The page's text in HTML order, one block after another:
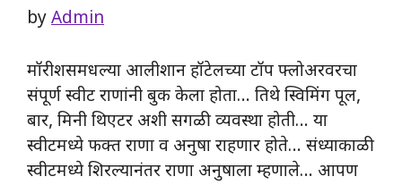
by Admin
मॉरीशसमधल्या आलीशान हॉटेलच्या टॉप फ्लोअरवरचा
संपूर्ण स्वीट राणांनी बुक केला होता… तिथे स्विमिंग पूल,
बार, मिनी थिएटर अशी सगळी व्यवस्था होती… या
स्वीटमध्ये फक्त राणा व अनुषा राहणार होते… संध्याकाळी
स्वीटमध्ये शिरल्यानंतर राणा अनुषाला म्हणाले… आपण